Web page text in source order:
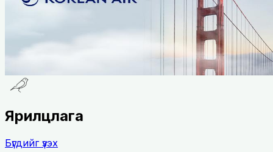
Ярилцлага
Бүгдийг үзэх